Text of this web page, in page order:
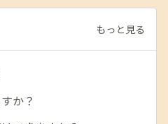
もっと見る
か？